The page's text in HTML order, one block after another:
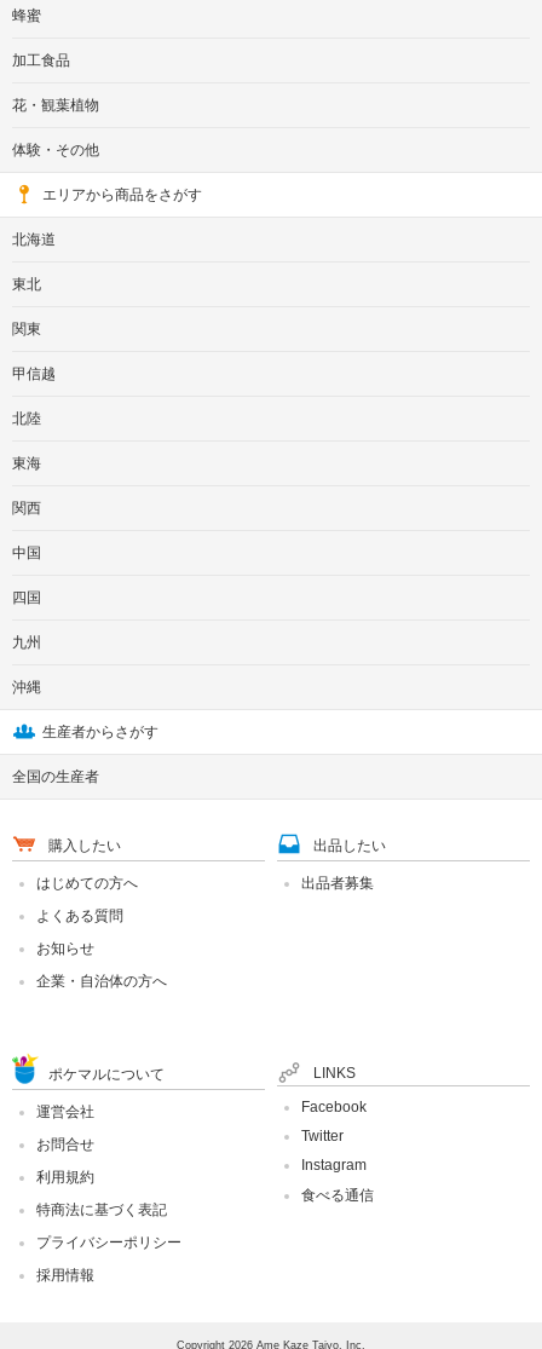
蜂蜜
加工食品
花・観葉植物
体験・その他
エリアから商品をさがす
北海道
東北
関東
甲信越
北陸
東海
関西
中国
四国
九州
沖縄
生産者からさがす
全国の生産者
購入したい
はじめての方へ
よくある質問
お知らせ
企業・自治体の方へ
出品したい
出品者募集
ポケマルについて
運営会社
お問合せ
利用規約
特商法に基づく表記
プライバシーポリシー
採用情報
LINKS
Facebook
Twitter
Instagram
食べる通信
Copyright 2026 Ame Kaze Taiyo, Inc.